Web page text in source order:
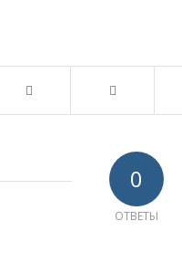
0
ОТВЕТЫ